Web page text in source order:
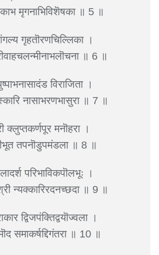
मृगनाभिविशॆषका ॥ 5 ॥
गृहतॊरणचिल्लिका ।
॥ 6 ॥
विराजिता ।
नासाभरणभासुरा ॥ 7 ॥
क्लुप्तकर्णपूर मनॊहरा ।
तपनॊडुपमंडला ॥ 8 ॥
परिभाविकपॊलभूः ।
न्यक्कारिरदनच्छदा ॥ 9 ॥
द्विजपंक्तिद्वयॊज्वला ।
समाकर्षद्दिगंतरा ॥ 10 ॥